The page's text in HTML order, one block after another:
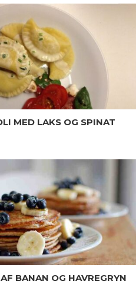
MED LAKS OG SPINAT
BANAN OG HAVREGRYN